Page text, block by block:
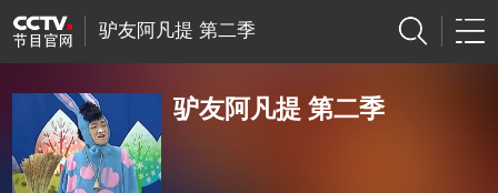
驴友阿凡提 第二季
驴友阿凡提 第二季